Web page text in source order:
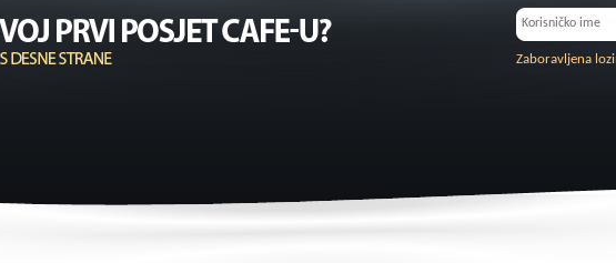
Zaboravljena